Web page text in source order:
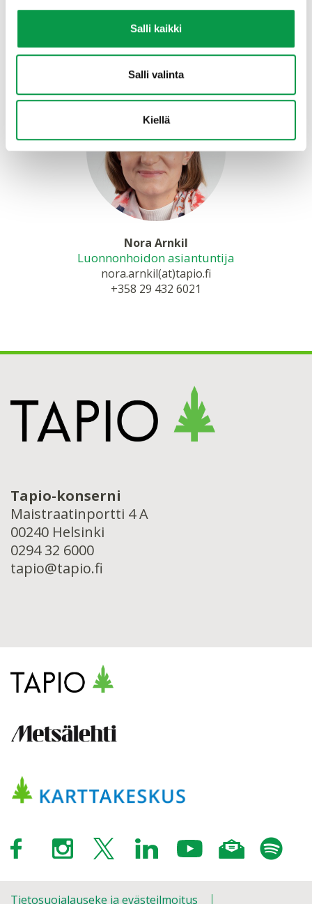
Salli kaikki
Salli valinta
Kiellä
Asiantuntija
ari.nieminen(at)tapio.fi
Nora Arnkil
Luonnonhoidon asiantuntija
nora.arnkil(at)tapio.fi
+358 29 432 6021
Tapio-konserni
Maistraatinportti 4 A
00240 Helsinki
0294 32 6000
tapio@tapio.fi
Tietosuojalauseke ja evästeilmoitus